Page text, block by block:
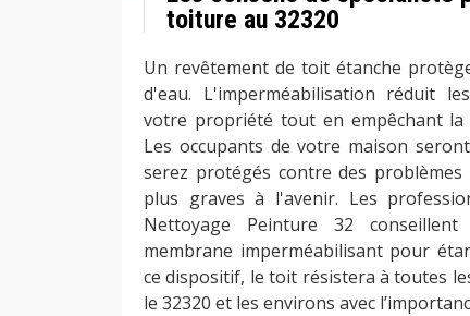
toiture au 32320
Un revêtement de toit étanche
d'eau. L'imperméabilisation réduit
votre propriété tout en empêchant la
Les occupants de votre maison
serez protégés contre des
plus graves à l'avenir. Les
Nettoyage Peinture 32
membrane imperméabilisant pour
ce dispositif, le toit résistera à toutes
le 32320 et les environs avec